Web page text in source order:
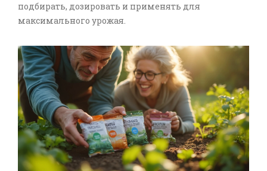
подбирать, дозировать и применять для
максимального урожая.